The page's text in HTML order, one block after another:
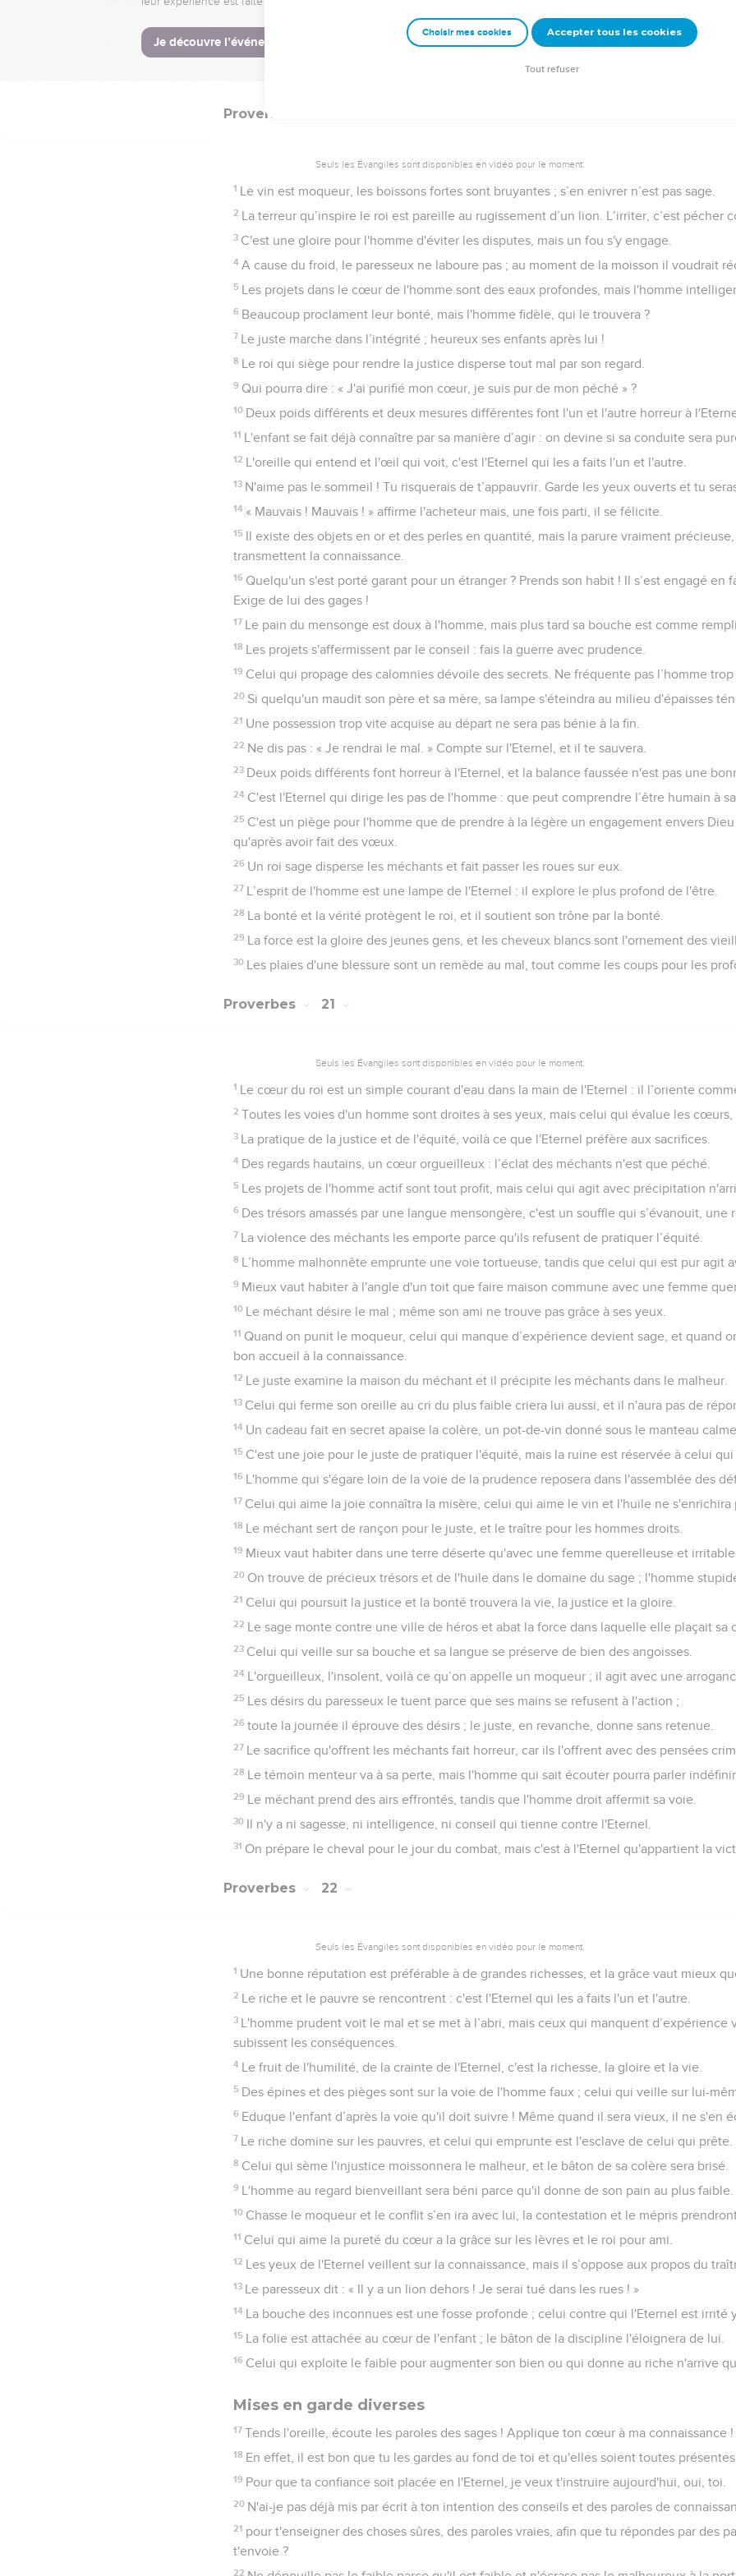
Arrête, mon fils, d'écouter l'instruction, si c'est pour t'éloigner des paroles de la
28 Un témoin sans valeur se moque du droit et la bouche des méchants est avide
Les jugements sont prêts pour les moqueurs, et les coups pour le dos des hommes
Proverbes
Seuls les Évangiles sont disponibles en vidéo pour le moment.
1 Le vin est moqueur, les boissons fortes sont bruyantes ; s’en enivrer n’est pas sage.
2 La terreur qu’inspire le roi est pareille au rugissement d’un lion. L’irriter, c’est pécher
3 C'est une gloire pour l'homme d'éviter les disputes, mais un fou s'y engage.
4 A cause du froid, le paresseux ne laboure pas ; au moment de la moisson il voudrait
5 Les projets dans le cœur de l'homme sont des eaux profondes, mais l'homme
6 Beaucoup proclament leur bonté, mais l'homme fidèle, qui le trouvera ?
7 Le juste marche dans l’intégrité ; heureux ses enfants après lui !
8 Le roi qui siège pour rendre la justice disperse tout mal par son regard.
9 Qui pourra dire : « J'ai purifié mon cœur, je suis pur de mon péché » ?
10 Deux poids différents et deux mesures différentes font l'un et l'autre horreur à
11 L'enfant se fait déjà connaître par sa manière d’agir : on devine si sa conduite sera
12 L'oreille qui entend et l'œil qui voit, c'est l'Eternel qui les a faits l'un et l'autre.
13 N'aime pas le sommeil ! Tu risquerais de t’appauvrir. Garde les yeux ouverts et tu
14 « Mauvais ! Mauvais ! » affirme l'acheteur mais, une fois parti, il se félicite.
15 Il existe des objets en or et des perles en quantité, mais la parure vraiment
transmettent la connaissance.
16 Quelqu'un s'est porté garant pour un étranger ? Prends son habit ! Il s’est engagé en
Exige de lui des gages !
17 Le pain du mensonge est doux à l'homme, mais plus tard sa bouche est comme
18 Les projets s'affermissent par le conseil : fais la guerre avec prudence.
19 Celui qui propage des calomnies dévoile des secrets. Ne fréquente pas l’homme trop
20 Si quelqu'un maudit son père et sa mère, sa lampe s'éteindra au milieu d'épaisses
21 Une possession trop vite acquise au départ ne sera pas bénie à la fin.
22 Ne dis pas : « Je rendrai le mal. » Compte sur l'Eternel, et il te sauvera.
23 Deux poids différents font horreur à l'Eternel, et la balance faussée n'est pas une
24 C'est l'Eternel qui dirige les pas de l'homme : que peut comprendre l’être humain à
25 C'est un piège pour l'homme que de prendre à la légère un engagement envers
qu'après avoir fait des vœux.
26 Un roi sage disperse les méchants et fait passer les roues sur eux.
27 L’esprit de l'homme est une lampe de l'Eternel : il explore le plus profond de l'être.
28 La bonté et la vérité protègent le roi, et il soutient son trône par la bonté.
29 La force est la gloire des jeunes gens, et les cheveux blancs sont l'ornement des
30 Les plaies d'une blessure sont un remède au mal, tout comme les coups pour les
Proverbes 21
Seuls les Évangiles sont disponibles en vidéo pour le moment.
1 Le cœur du roi est un simple courant d'eau dans la main de l'Eternel : il l’oriente
2 Toutes les voies d'un homme sont droites à ses yeux, mais celui qui évalue les cœurs,
3 La pratique de la justice et de l'équité, voilà ce que l'Eternel préfère aux sacrifices.
4 Des regards hautains, un cœur orgueilleux : l’éclat des méchants n'est que péché.
5 Les projets de l'homme actif sont tout profit, mais celui qui agit avec précipitation
6 Des trésors amassés par une langue mensongère, c'est un souffle qui s’évanouit, une
7 La violence des méchants les emporte parce qu'ils refusent de pratiquer l’équité.
8 L’homme malhonnête emprunte une voie tortueuse, tandis que celui qui est pur agit
9 Mieux vaut habiter à l'angle d'un toit que faire maison commune avec une femme
10 Le méchant désire le mal ; même son ami ne trouve pas grâce à ses yeux.
11 Quand on punit le moqueur, celui qui manque d’expérience devient sage, et quand
bon accueil à la connaissance.
12 Le juste examine la maison du méchant et il précipite les méchants dans le malheur.
13 Celui qui ferme son oreille au cri du plus faible criera lui aussi, et il n'aura pas de
14 Un cadeau fait en secret apaise la colère, un pot-de-vin donné sous le manteau
15 C'est une joie pour le juste de pratiquer l'équité, mais la ruine est réservée à celui
16 L'homme qui s'égare loin de la voie de la prudence reposera dans l'assemblée des
17 Celui qui aime la joie connaîtra la misère, celui qui aime le vin et l'huile ne s'enrichira
18 Le méchant sert de rançon pour le juste, et le traître pour les hommes droits.
19 Mieux vaut habiter dans une terre déserte qu'avec une femme querelleuse et irritable.
20 On trouve de précieux trésors et de l'huile dans le domaine du sage ; l'homme
21 Celui qui poursuit la justice et la bonté trouvera la vie, la justice et la gloire.
22 Le sage monte contre une ville de héros et abat la force dans laquelle elle plaçait sa
23 Celui qui veille sur sa bouche et sa langue se préserve de bien des angoisses.
24 L'orgueilleux, l'insolent, voilà ce qu’on appelle un moqueur ; il agit avec une
25 Les désirs du paresseux le tuent parce que ses mains se refusent à l'action ;
26 toute la journée il éprouve des désirs ; le juste, en revanche, donne sans retenue.
27 Le sacrifice qu'offrent les méchants fait horreur, car ils l'offrent avec des pensées
28 Le témoin menteur va à sa perte, mais l'homme qui sait écouter pourra parler
29 Le méchant prend des airs effrontés, tandis que l'homme droit affermit sa voie.
30 Il n'y a ni sagesse, ni intelligence, ni conseil qui tienne contre l'Eternel.
31 On prépare le cheval pour le jour du combat, mais c'est à l'Eternel qu'appartient la
Proverbes 22
Seuls les Évangiles sont disponibles en vidéo pour le moment.
1 Une bonne réputation est préférable à de grandes richesses, et la grâce vaut mieux
2 Le riche et le pauvre se rencontrent : c'est l'Eternel qui les a faits l'un et l'autre.
3 L'homme prudent voit le mal et se met à l’abri, mais ceux qui manquent d’expérience
subissent les conséquences.
4 Le fruit de l'humilité, de la crainte de l'Eternel, c'est la richesse, la gloire et la vie.
5 Des épines et des pièges sont sur la voie de l'homme faux ; celui qui veille sur lui-
6 Eduque l'enfant d’après la voie qu'il doit suivre ! Même quand il sera vieux, il ne s'en
7 Le riche domine sur les pauvres, et celui qui emprunte est l'esclave de celui qui prête.
8 Celui qui sème l'injustice moissonnera le malheur, et le bâton de sa colère sera brisé.
9 L'homme au regard bienveillant sera béni parce qu'il donne de son pain au plus faible.
10 Chasse le moqueur et le conflit s’en ira avec lui, la contestation et le mépris prendront
11 Celui qui aime la pureté du cœur a la grâce sur les lèvres et le roi pour ami.
12 Les yeux de l'Eternel veillent sur la connaissance, mais il s’oppose aux propos du
13 Le paresseux dit : « Il y a un lion dehors ! Je serai tué dans les rues ! »
14 La bouche des inconnues est une fosse profonde ; celui contre qui l'Eternel est irrité
15 La folie est attachée au cœur de l'enfant ; le bâton de la discipline l'éloignera de lui.
16 Celui qui exploite le faible pour augmenter son bien ou qui donne au riche n'arrive
Mises en garde diverses
17 Tends l'oreille, écoute les paroles des sages ! Applique ton cœur à ma connaissance !
18 En effet, il est bon que tu les gardes au fond de toi et qu'elles soient toutes présentes
19 Pour que ta confiance soit placée en l'Eternel, je veux t'instruire aujourd'hui, oui, toi.
20 N'ai-je pas déjà mis par écrit à ton intention des conseils et des paroles de
21 pour t'enseigner des choses sûres, des paroles vraies, afin que tu répondes par des
t'envoie ?
22
Choisir mes cookies Accepter tous les cookies
Tout refuser